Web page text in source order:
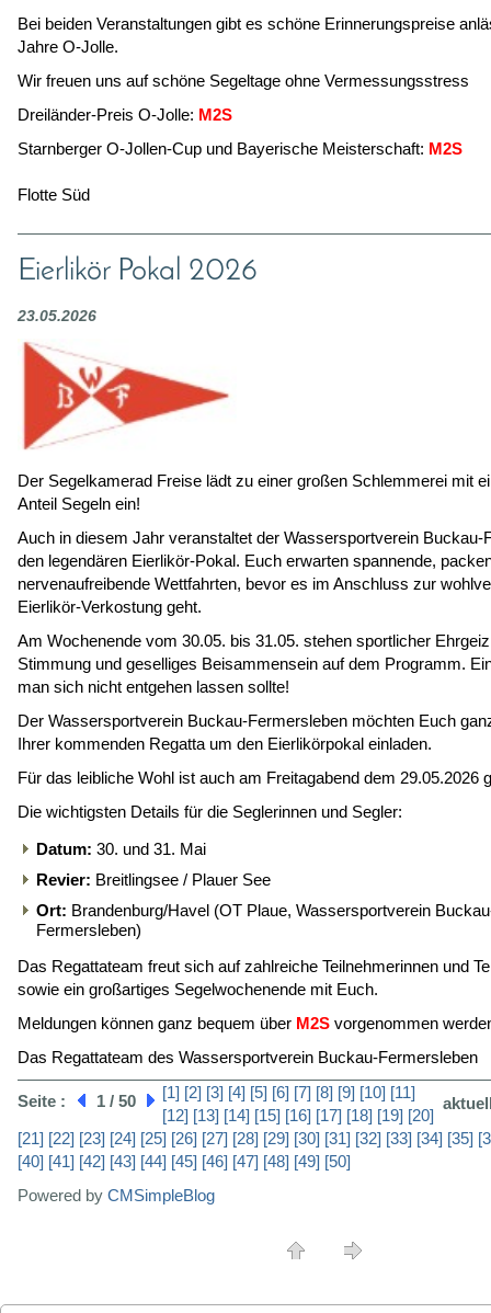
Bei beiden Veranstaltungen gibt es schöne Erinnerungspreise
Jahre O-Jolle.
Wir freuen uns auf schöne Segeltage ohne Vermessungsstress
Dreiländer-Preis O-Jolle: M2S
Starnberger O-Jollen-Cup und Bayerische Meisterschaft: M2S
Flotte Süd
Eierlikör Pokal 2026
23.05.2026
Der Segelkamerad Freise lädt zu einer großen Schlemmerei mit
Anteil Segeln ein!
Auch in diesem Jahr veranstaltet der Wassersportverein Buckau-
den legendären Eierlikör-Pokal. Euch erwarten spannende,
nervenaufreibende Wettfahrten, bevor es im Anschluss zur
Eierlikör-Verkostung geht.
Am Wochenende vom 30.05. bis 31.05. stehen sportlicher
Stimmung und geselliges Beisammensein auf dem Programm.
man sich nicht entgehen lassen sollte!
Der Wassersportverein Buckau-Fermersleben möchten Euch
Ihrer kommenden Regatta um den Eierlikörpokal einladen.
Für das leibliche Wohl ist auch am Freitagabend dem 29.05.2026
Die wichtigsten Details für die Seglerinnen und Segler:
Datum: 30. und 31. Mai
Revier: Breitlingsee / Plauer See
Ort: Brandenburg/Havel (OT Plaue, Wassersportverein
Fermersleben)
Das Regattateam freut sich auf zahlreiche Teilnehmerinnen und
sowie ein großartiges Segelwochenende mit Euch.
Meldungen können ganz bequem über M2S vorgenommen
Das Regattateam des Wassersportverein Buckau-Fermersleben
Seite : 1 / 50 [1] [2] [3] [4] [5] [6] [7] [8] [9] [10] [11]
[12] [13] [14] [15] [16] [17] [18] [19] [20]
[21] [22] [23] [24] [25] [26] [27] [28] [29] [30] [31] [32] [33] [34] [35]
[40] [41] [42] [43] [44] [45] [46] [47] [48] [49] [50]
Powered by CMSimpleBlog